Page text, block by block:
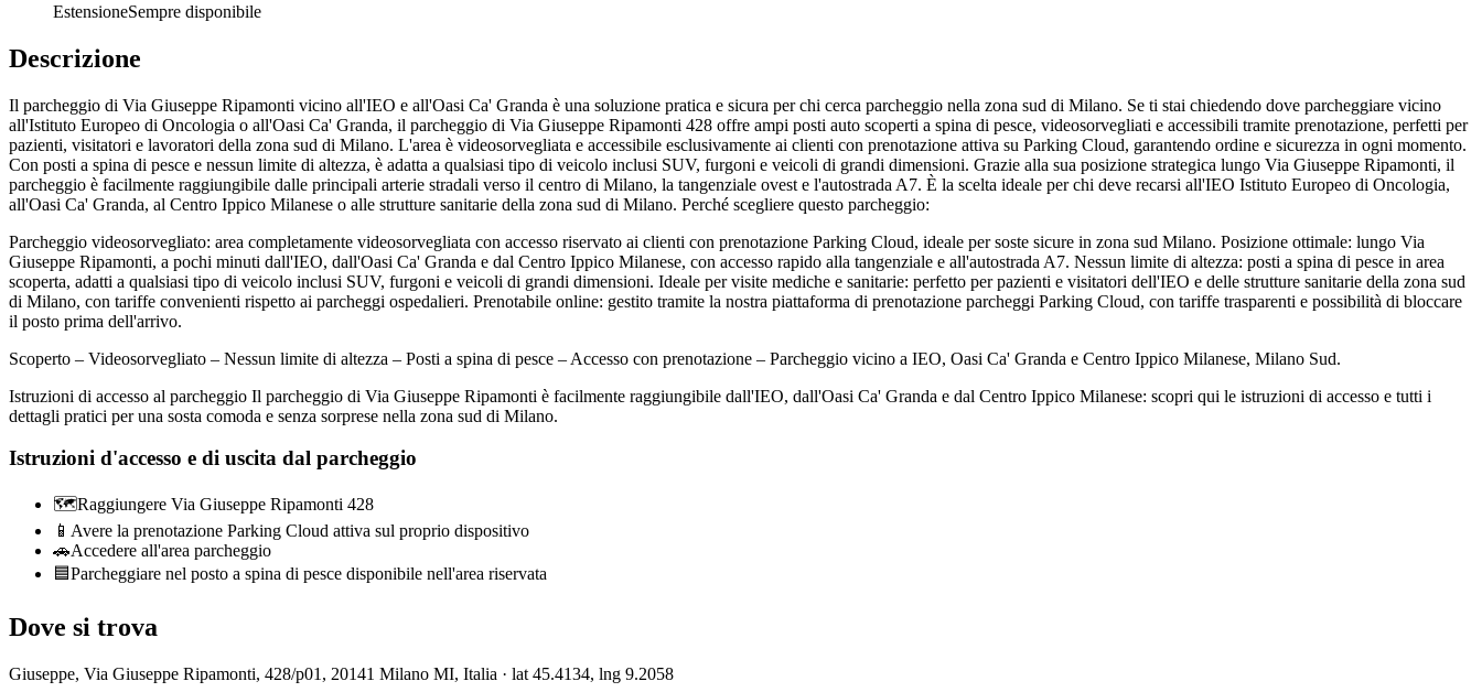
EstensioneSempre disponibile
Descrizione
Il parcheggio di Via Giuseppe Ripamonti vicino all'IEO e all'Oasi Ca' Granda è una soluzione pratica e sicura per chi cerca parcheggio nella zona sud di Milano. Se ti stai chiedendo dove parcheggiare vicino
all'Istituto Europeo di Oncologia o all'Oasi Ca' Granda, il parcheggio di Via Giuseppe Ripamonti 428 offre ampi posti auto scoperti a spina di pesce, videosorvegliati e accessibili tramite prenotazione, perfetti per
pazienti, visitatori e lavoratori della zona sud di Milano. L'area è videosorvegliata e accessibile esclusivamente ai clienti con prenotazione attiva su Parking Cloud, garantendo ordine e sicurezza in ogni momento.
Con posti a spina di pesce e nessun limite di altezza, è adatta a qualsiasi tipo di veicolo inclusi SUV, furgoni e veicoli di grandi dimensioni. Grazie alla sua posizione strategica lungo Via Giuseppe Ripamonti, il
parcheggio è facilmente raggiungibile dalle principali arterie stradali verso il centro di Milano, la tangenziale ovest e l'autostrada A7. È la scelta ideale per chi deve recarsi all'IEO Istituto Europeo di Oncologia,
all'Oasi Ca' Granda, al Centro Ippico Milanese o alle strutture sanitarie della zona sud di Milano. Perché scegliere questo parcheggio:
Parcheggio videosorvegliato: area completamente videosorvegliata con accesso riservato ai clienti con prenotazione Parking Cloud, ideale per soste sicure in zona sud Milano. Posizione ottimale: lungo Via
Giuseppe Ripamonti, a pochi minuti dall'IEO, dall'Oasi Ca' Granda e dal Centro Ippico Milanese, con accesso rapido alla tangenziale e all'autostrada A7. Nessun limite di altezza: posti a spina di pesce in area
scoperta, adatti a qualsiasi tipo di veicolo inclusi SUV, furgoni e veicoli di grandi dimensioni. Ideale per visite mediche e sanitarie: perfetto per pazienti e visitatori dell'IEO e delle strutture sanitarie della zona sud
di Milano, con tariffe convenienti rispetto ai parcheggi ospedalieri. Prenotabile online: gestito tramite la nostra piattaforma di prenotazione parcheggi Parking Cloud, con tariffe trasparenti e possibilità di bloccare
il posto prima dell'arrivo.
Scoperto – Videosorvegliato – Nessun limite di altezza – Posti a spina di pesce – Accesso con prenotazione – Parcheggio vicino a IEO, Oasi Ca' Granda e Centro Ippico Milanese, Milano Sud.
Istruzioni di accesso al parcheggio Il parcheggio di Via Giuseppe Ripamonti è facilmente raggiungibile dall'IEO, dall'Oasi Ca' Granda e dal Centro Ippico Milanese: scopri qui le istruzioni di accesso e tutti i
dettagli pratici per una sosta comoda e senza sorprese nella zona sud di Milano.
Istruzioni d'accesso e di uscita dal parcheggio
🗺️Raggiungere Via Giuseppe Ripamonti 428
📱 Avere la prenotazione Parking Cloud attiva sul proprio dispositivo
🚗Accedere all'area parcheggio
🟦Parcheggiare nel posto a spina di pesce disponibile nell'area riservata
Dove si trova
Giuseppe, Via Giuseppe Ripamonti, 428/p01, 20141 Milano MI, Italia · lat 45.4134, lng 9.2058